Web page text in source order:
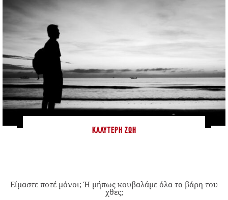
ΚΑΛΎΤΕΡΗ ΖΩΉ
Είμαστε ποτέ μόνοι; Ή μήπως κουβαλάμε όλα τα βάρη του
χθες;